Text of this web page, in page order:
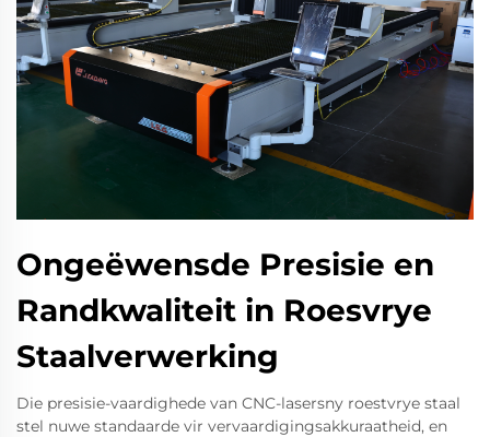
Ongeëwensde Presisie en
Randkwaliteit in Roesvrye
Staalverwerking
Die presisie-vaardighede van CNC-lasersny roestvrye staal
stel nuwe standaarde vir vervaardigingsakkuraatheid, en